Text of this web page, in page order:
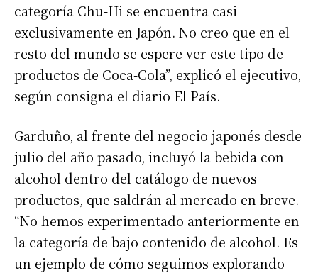
categoría Chu-Hi se encuentra casi
exclusivamente en Japón. No creo que en el
resto del mundo se espere ver este tipo de
productos de Coca-Cola”, explicó el ejecutivo,
según consigna el diario El País.
Garduño, al frente del negocio japonés desde
julio del año pasado, incluyó la bebida con
alcohol dentro del catálogo de nuevos
productos, que saldrán al mercado en breve.
“No hemos experimentado anteriormente en
la categoría de bajo contenido de alcohol. Es
un ejemplo de cómo seguimos explorando